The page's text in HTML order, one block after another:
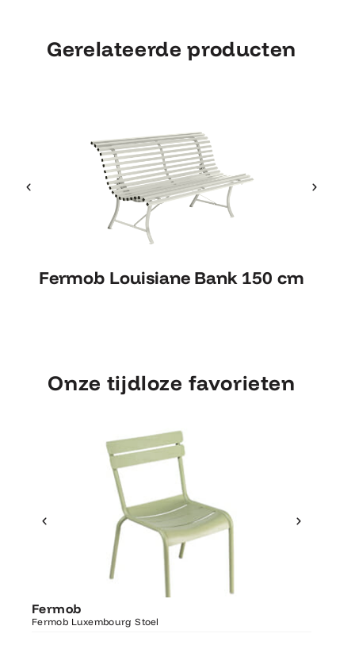
Gerelateerde producten
Fermob Louisiane Bank 150 cm
Fermob Louisiane Bank 150
cm
Onze tijdloze favorieten
Fermob
Fermob Luxembourg Stoel
Ontdek Fermob
Luxembourg Stoel